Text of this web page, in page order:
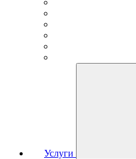
Услуги